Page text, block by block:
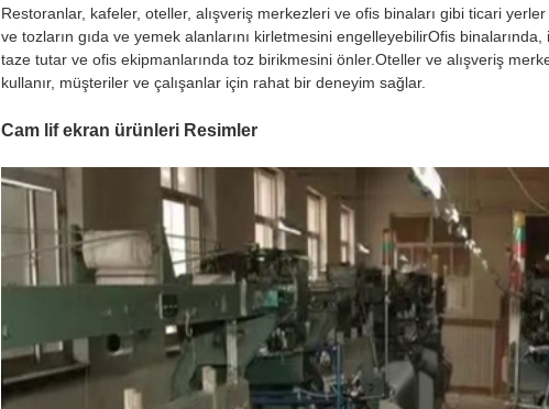
Restoranlar, kafeler, oteller, alışveriş merkezleri ve ofis binaları gibi ticari
ve tozların gıda ve yemek alanlarını kirletmesini engelleyebilirOfis
taze tutar ve ofis ekipmanlarında toz birikmesini önler.Oteller ve alışveriş
kullanır, müşteriler ve çalışanlar için rahat bir deneyim sağlar.
Cam lif ekran ürünleri Resimler